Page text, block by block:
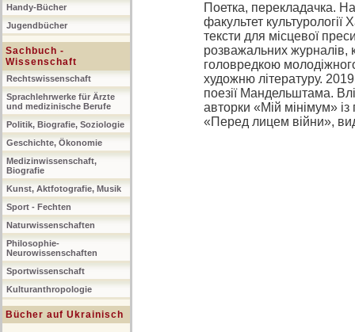
Handy-Bücher
Jugendbücher
Sachbuch -
Wissenschaft
Rechtswissenschaft
Sprachlehrwerke für Ärzte
und medizinische Berufe
Politik, Biografie, Soziologie
Geschichte, Ökonomie
Medizinwissenschaft,
Biografie
Kunst, Aktfotografie, Musik
Sport - Fechten
Naturwissenschaften
Philosophie-
Neurowissenschaften
Sportwissenschaft
Kulturanthropologie
Bücher auf Ukrainisch
Поетка, перекладачка.
факультет культурології
тексти для місцевої
розважальних журналів,
головредкою
художню літературу.
поезії Мандельштама.
авторки «Мій мінімум»
«Перед лицем війни»,